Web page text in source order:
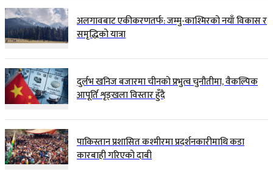
अलगावबाट एकीकरणतर्फ: जम्मु-काश्मिरको नयाँ विकास र
समृद्धिको यात्रा
दुर्लभ खनिज बजारमा चीनको प्रभुत्व चुनौतीमा, वैकल्पिक
आपूर्ति शृङ्खला विस्तार हुँदै
पाकिस्तान प्रशासित कश्मीरमा प्रदर्शनकारीमाथि कडा
कारबाही गरिएको दाबी